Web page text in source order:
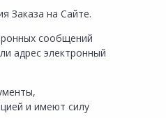
Заказа на Сайте.
сообщений
адрес электронный
и имеют силу